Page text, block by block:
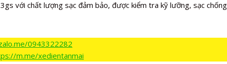
với chất lượng sạc đảm bảo, được kiểm tra kỹ lưỡng, sạc
0943322282
m.me/xedientanmai